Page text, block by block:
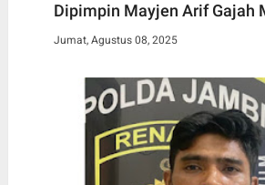
Dipimpin Mayjen Arif Gajah
Jumat, Agustus 08, 2025